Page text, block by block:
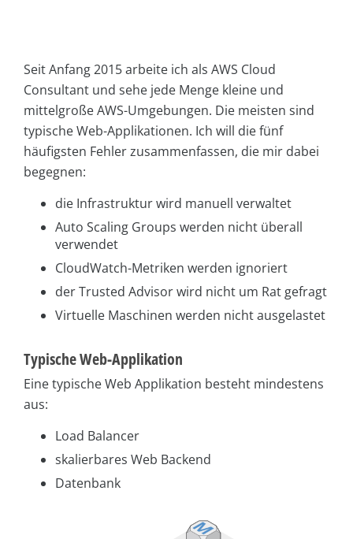
Seit Anfang 2015 arbeite ich als AWS Cloud
Consultant und sehe jede Menge kleine und
mittelgroße AWS-Umgebungen. Die meisten sind
typische Web-Applikationen. Ich will die fünf
häufigsten Fehler zusammenfassen, die mir dabei
begegnen:
die Infrastruktur wird manuell verwaltet
Auto Scaling Groups werden nicht überall
verwendet
CloudWatch-Metriken werden ignoriert
der Trusted Advisor wird nicht um Rat gefragt
Virtuelle Maschinen werden nicht ausgelastet
Typische Web-Applikation
Eine typische Web Applikation besteht mindestens
aus:
Load Balancer
skalierbares Web Backend
Datenbank